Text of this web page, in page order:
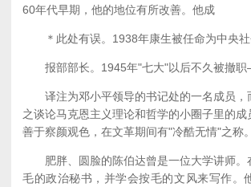
60年代早期，他的地位有所改善。他成
＊此处有误。1938年康生被任命为中央社
报部部长。1945年"七大"以后不久被撤
译注为邓小平领导的书记处的一名成员，
之谈论马克恩主义理论和哲学的小圈子里的成
善于察颜观色，在文革期间有"冷酷无情"之称。
肥胖、圆脸的陈伯达曾是一位大学讲师。
毛的政治秘书，并学会按毛的文风来写作。